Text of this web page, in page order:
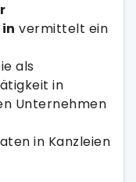
vermittelt ein
als
in
Unternehmen
in Kanzleien